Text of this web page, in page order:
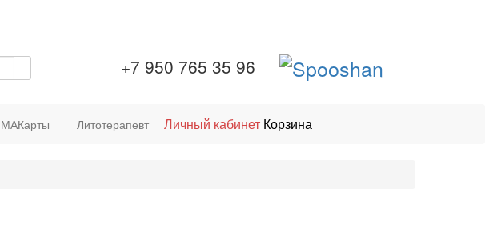
+7 950 765 35 96
МАКарты Литотерапевт Личный кабинет Корзина